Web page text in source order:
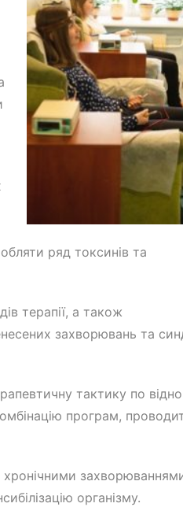
ряд токсинів та
терапії, а також
захворювань та
тактику по
програм,
організму.